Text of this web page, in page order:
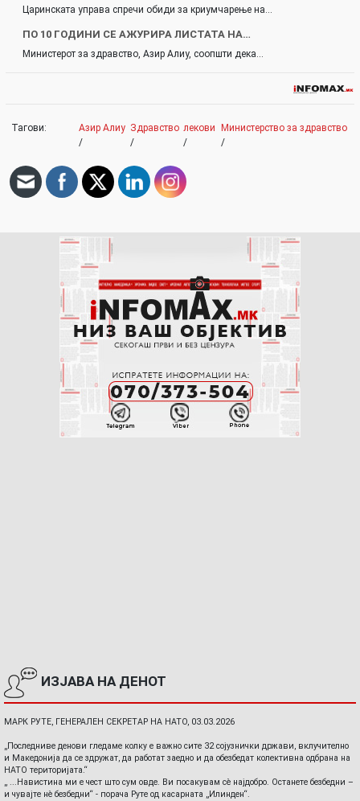
Царинската управа спречи обиди за криумчарење на…
ПО 10 ГОДИНИ СЕ АЖУРИРА ЛИСТАТА НА…
Министерот за здравство, Азир Алиу, соопшти дека…
Тагови:
Азир Алиу
/
Здравство
/
лекови
/
Министерство за здравство
/
ИЗЈАВА НА ДЕНОТ
МАРК РУТЕ, ГЕНЕРАЛЕН СЕКРЕТАР НА НАТО, 03.03.2026
„Последниве денови гледаме колку е важно сите 32 сојузнички држави, вклучително
и Македонија да се здружат, да работат заедно и да обезбедат колективна одбрана на
НАТО територијата.“
„ ...Навистина ми е чест што сум овде. Ви посакувам сè најдобро. Останете безбедни –
и чувајте нè безбедни“ - порача Руте од касарната „Илинден“.